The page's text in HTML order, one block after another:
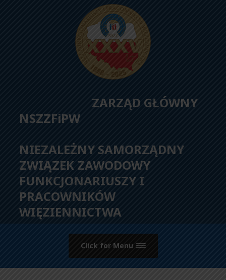
ZARZĄD GŁÓWNY
NSZZFiPW
NIEZALEŻNY SAMORZĄDNY
ZWIĄZEK ZAWODOWY
FUNKCJONARIUSZY I
PRACOWNIKÓW
WIĘZIENNICTWA
Click for Menu